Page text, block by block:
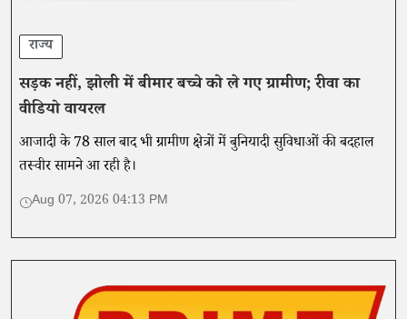
राज्य
सड़क नहीं, झोली में बीमार बच्चे को ले गए ग्रामीण; रीवा का
वीडियो वायरल
आजादी के 78 साल बाद भी ग्रामीण क्षेत्रों में बुनियादी सुविधाओं की बदहाल
तस्वीर सामने आ रही है।
Aug 07, 2026 04:13 PM